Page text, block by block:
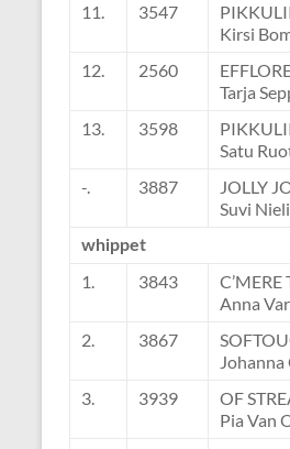
11. 3547
Kirsi
12. 2560
Tarja
13. 3598
Satu
-. 3887
JOLLY
Suvi
whippet
1. 3843
C’MERE
Anna
2. 3867
Johanna
3. 3939
OF
Pia Van